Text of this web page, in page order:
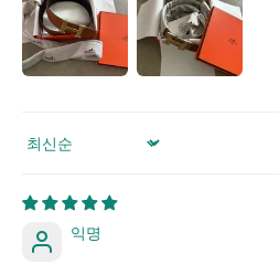
·S
급
하
이
엔
Sort by
익명